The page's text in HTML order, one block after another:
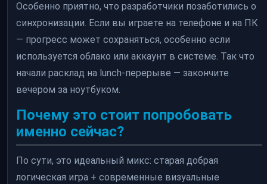
Особенно приятно, что разработчики позаботились о
синхронизации. Если вы играете на телефоне и на ПК
— прогресс может сохраняться, особенно если
используется облако или аккаунт в системе. Так что
начали расклад на lunch-перерыве — закончите
вечером за ноутбуком.
Почему это стоит попробовать
именно сейчас?
По сути, это идеальный микс: старая добрая
логическая игра + современные визуальные